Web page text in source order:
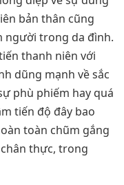
bản thân cũng
người trong da đình.
thanh niên với
dũng mạnh về sắc
phù phiếm hay quá
tiến độ đây bao
toàn chũm gắng
thực, trong